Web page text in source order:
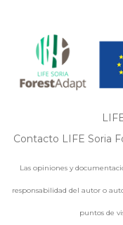
Contacto LIFE Soria
Las opiniones y
responsabilidad del autor o
puntos de